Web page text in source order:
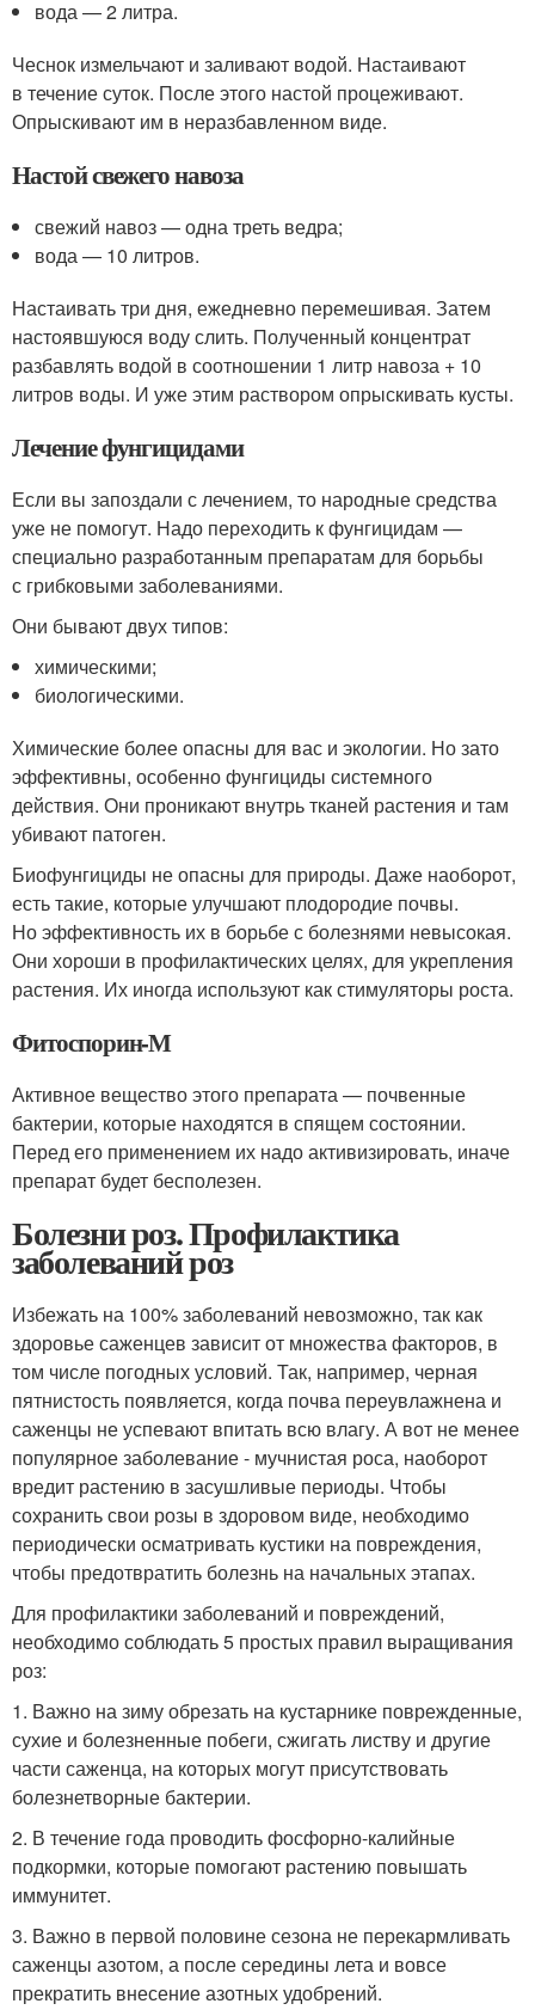
вода — 2 литра.
Чеснок измельчают и заливают водой. Настаивают
в течение суток. После этого настой процеживают.
Опрыскивают им в неразбавленном виде.
Настой свежего навоза
свежий навоз — одна треть ведра;
вода — 10 литров.
Настаивать три дня, ежедневно перемешивая. Затем
настоявшуюся воду слить. Полученный концентрат
разбавлять водой в соотношении 1 литр навоза + 10
литров воды. И уже этим раствором опрыскивать кусты.
Лечение фунгицидами
Если вы запоздали с лечением, то народные средства
уже не помогут. Надо переходить к фунгицидам —
специально разработанным препаратам для борьбы
с грибковыми заболеваниями.
Они бывают двух типов:
химическими;
биологическими.
Химические более опасны для вас и экологии. Но зато
эффективны, особенно фунгициды системного
действия. Они проникают внутрь тканей растения и там
убивают патоген.
Биофунгициды не опасны для природы. Даже наоборот,
есть такие, которые улучшают плодородие почвы.
Но эффективность их в борьбе с болезнями невысокая.
Они хороши в профилактических целях, для укрепления
растения. Их иногда используют как стимуляторы роста.
Фитоспорин-М
Активное вещество этого препарата — почвенные
бактерии, которые находятся в спящем состоянии.
Перед его применением их надо активизировать, иначе
препарат будет бесполезен.
Болезни роз. Профилактика
заболеваний роз
Избежать на 100% заболеваний невозможно, так как
здоровье саженцев зависит от множества факторов, в
том числе погодных условий. Так, например, черная
пятнистость появляется, когда почва переувлажнена и
саженцы не успевают впитать всю влагу. А вот не менее
популярное заболевание - мучнистая роса, наоборот
вредит растению в засушливые периоды. Чтобы
сохранить свои розы в здоровом виде, необходимо
периодически осматривать кустики на повреждения,
чтобы предотвратить болезнь на начальных этапах.
Для профилактики заболеваний и повреждений,
необходимо соблюдать 5 простых правил выращивания
роз:
1. Важно на зиму обрезать на кустарнике поврежденные,
сухие и болезненные побеги, сжигать листву и другие
части саженца, на которых могут присутствовать
болезнетворные бактерии.
2. В течение года проводить фосфорно-калийные
подкормки, которые помогают растению повышать
иммунитет.
3. Важно в первой половине сезона не перекармливать
саженцы азотом, а после середины лета и вовсе
прекратить внесение азотных удобрений.